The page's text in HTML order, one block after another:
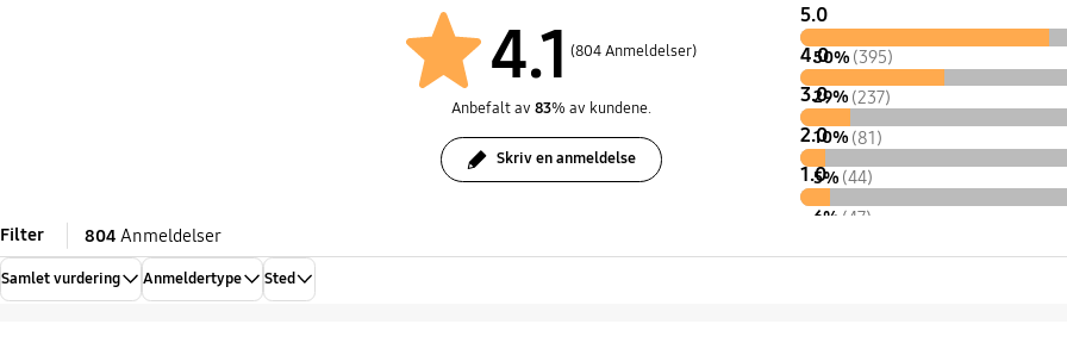
4.1 (804 Anmeldelser)
Anbefalt av 83% av kundene.
Skriv en anmeldelse
5.0
50% (395)
4.0
29% (237)
3.0
10% (81)
2.0
5% (44)
1.0
6% (47)
Filter
804 Anmeldelser
Samlet vurdering Anmeldertype Sted